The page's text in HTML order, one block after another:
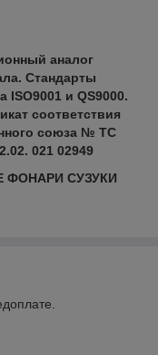
аналог
Стандарты
ISO9001 и QS9000.
соответствия
союза № ТС
021 02949
ФОНАРИ СУЗУКИ